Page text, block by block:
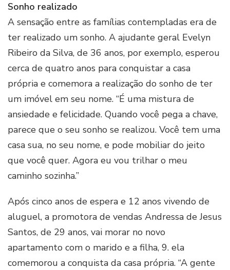
Sonho realizado
A sensação entre as famílias contempladas era de
ter realizado um sonho. A ajudante geral Evelyn
Ribeiro da Silva, de 36 anos, por exemplo, esperou
cerca de quatro anos para conquistar a casa
própria e comemora a realização do sonho de ter
um imóvel em seu nome. “É uma mistura de
ansiedade e felicidade. Quando você pega a chave,
parece que o seu sonho se realizou. Você tem uma
casa sua, no seu nome, e pode mobiliar do jeito
que você quer. Agora eu vou trilhar o meu
caminho sozinha.”
Após cinco anos de espera e 12 anos vivendo de
aluguel, a promotora de vendas Andressa de Jesus
Santos, de 29 anos, vai morar no novo
apartamento com o marido e a filha, 9. ela
comemorou a conquista da casa própria. “A gente